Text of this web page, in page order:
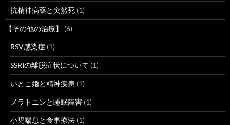
抗精神病薬と突然死 (1)
【その他の治療】 (6)
RSV感染症 (1)
SSRIの離脱症状について (1)
いとこ婚と精神疾患 (1)
メラトニンと睡眠障害 (1)
小児喘息と食事療法 (1)